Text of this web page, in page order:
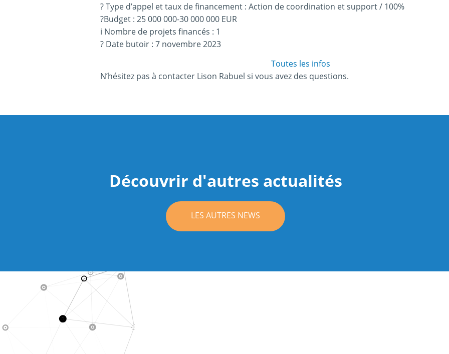
? Type d’appel et taux de financement : Action de coordination et support / 100%
?Budget : 25 000 000-30 000 000 EUR
ℹ Nombre de projets financés : 1
? Date butoir : 7 novembre 2023
Toutes les infos
N’hésitez pas à contacter Lison Rabuel si vous avez des questions.
Découvrir d'autres actualités
LES AUTRES NEWS